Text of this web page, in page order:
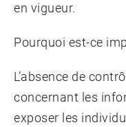
en vigueur.
Pourquoi est-ce
​L’absence de
concernant les
exposer les